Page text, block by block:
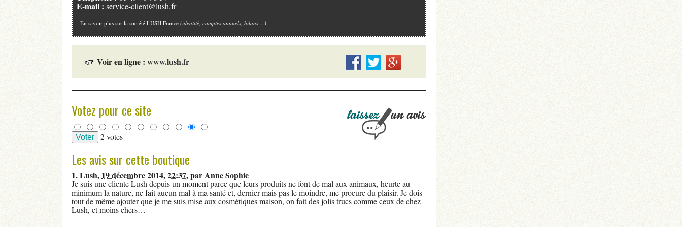
E-mail :service-client@lush.fr
-En savoir plus sur la société LUSH France (identité, comptes annuels, bilans ...)
Voir en ligne :www.lush.fr
Votez pour ce site
2 votes
Les avis sur cette boutique
1.Lush, 19 décembre 2014, 22:37,parAnne Sophie
Je suis une cliente Lush depuis un moment parce que leurs produits ne font de mal aux animaux, heurte au
minimum la nature, ne fait aucun mal à ma santé et, dernier mais pas le moindre, me procure du plaisir. Je dois
tout de même ajouter que je me suis mise aux cosmétiques maison, on fait des jolis trucs comme ceux de chez
Lush, et moins chers…